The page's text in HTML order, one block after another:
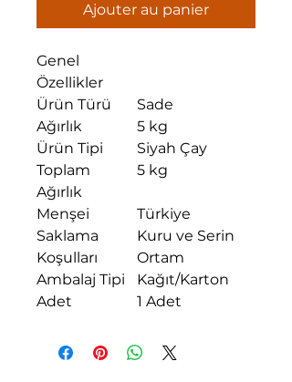
Ajouter au panier
Genel
Özellikler
Ürün Türü
Sade
Ağırlık
5 kg
Ürün Tipi
Siyah Çay
Toplam
Ağırlık
5 kg
Menşei
Türkiye
Saklama
Koşulları
Kuru ve Serin
Ortam
Ambalaj Tipi
Kağıt/Karton
Adet
1 Adet